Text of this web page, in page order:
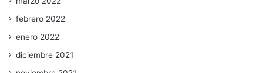
febrero 2022
enero 2022
diciembre 2021